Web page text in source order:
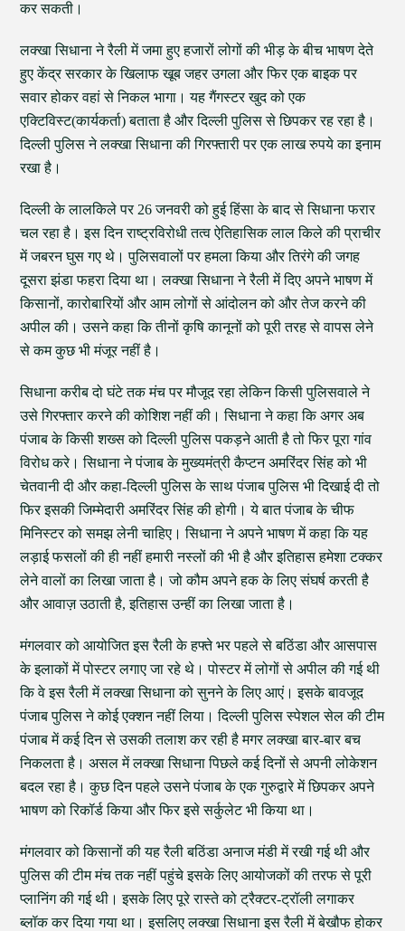
कर सकती।
लक्खा सिधाना ने रैली में जमा हुए हजारों लोगों की भीड़ के बीच भाषण देते
हुए केंद्र सरकार के खिलाफ खूब जहर उगला और फिर एक बाइक पर
सवार होकर वहां से निकल भागा। यह गैंगस्टर खुद को एक
एक्टिविस्ट(कार्यकर्ता) बताता है और दिल्ली पुलिस से छिपकर रह रहा है।
दिल्ली पुलिस ने लक्खा सिधाना की गिरफ्तारी पर एक लाख रुपये का इनाम
रखा है।
दिल्ली के लालकिले पर 26 जनवरी को हुई हिंसा के बाद से सिधाना फरार
चल रहा है। इस दिन राष्ट्रविरोधी तत्व ऐतिहासिक लाल किले की प्राचीर
में जबरन घुस गए थे। पुलिसवालों पर हमला किया और तिरंगे की जगह
दूसरा झंडा फहरा दिया था। लक्खा सिधाना ने रैली में दिए अपने भाषण में
किसानों, कारोबारियों और आम लोगों से आंदोलन को और तेज करने की
अपील की। उसने कहा कि तीनों कृषि कानूनों को पूरी तरह से वापस लेने
से कम कुछ भी मंजूर नहीं है।
सिधाना करीब दो घंटे तक मंच पर मौजूद रहा लेकिन किसी पुलिसवाले ने
उसे गिरफ्तार करने की कोशिश नहीं की। सिधाना ने कहा कि अगर अब
पंजाब के किसी शख्स को दिल्ली पुलिस पकड़ने आती है तो फिर पूरा गांव
विरोध करे। सिधाना ने पंजाब के मुख्यमंत्री कैप्टन अमरिंदर सिंह को भी
चेतवानी दी और कहा-दिल्ली पुलिस के साथ पंजाब पुलिस भी दिखाई दी तो
फिर इसकी जिम्मेदारी अमरिंदर सिंह की होगी। ये बात पंजाब के चीफ
मिनिस्टर को समझ लेनी चाहिए। सिधाना ने अपने भाषण में कहा कि यह
लड़ाई फसलों की ही नहीं हमारी नस्लों की भी है और इतिहास हमेशा टक्कर
लेने वालों का लिखा जाता है। जो कौम अपने हक के लिए संघर्ष करती है
और आवाज़ उठाती है, इतिहास उन्हीं का लिखा जाता है।
मंगलवार को आयोजित इस रैली के हफ्ते भर पहले से बठिंडा और आसपास
के इलाकों में पोस्टर लगाए जा रहे थे। पोस्टर में लोगों से अपील की गई थी
कि वे इस रैली में लक्खा सिधाना को सुनने के लिए आएं। इसके बावजूद
पंजाब पुलिस ने कोई एक्शन नहीं लिया। दिल्ली पुलिस स्पेशल सेल की टीम
पंजाब में कई दिन से उसकी तलाश कर रही है मगर लक्खा बार-बार बच
निकलता है। असल में लक्खा सिधाना पिछले कई दिनों से अपनी लोकेशन
बदल रहा है। कुछ दिन पहले उसने पंजाब के एक गुरुद्वारे में छिपकर अपने
भाषण को रिकॉर्ड किया और फिर इसे सर्कुलेट भी किया था।
मंगलवार को किसानों की यह रैली बठिंडा अनाज मंडी में रखी गई थी और
पुलिस की टीम मंच तक नहीं पहुंचे इसके लिए आयोजकों की तरफ से पूरी
प्लानिंग की गई थी। इसके लिए पूरे रास्ते को ट्रैक्टर-ट्रॉली लगाकर
ब्लॉक कर दिया गया था। इसलिए लक्खा सिधाना इस रैली में बेखौफ होकर